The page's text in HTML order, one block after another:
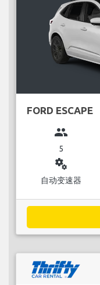
FORD ESCAPE
group
5
miscellaneous_services
自动变速器